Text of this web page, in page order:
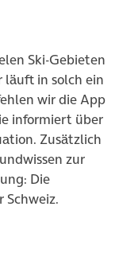
Ski-Gebieten
in solch ein
wir die App
informiert über
Zusätzlich
zur
Die